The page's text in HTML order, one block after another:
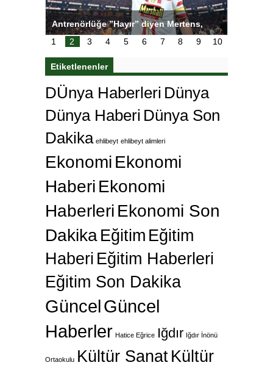
Antrenörlüğe ”Hayır” diyen Mertens,
Galatasaray’dan bakın ne istedi
1
2 3 4 5 6 7 8 9 10
Etiketlenenler
DÜnya Haberleri Dünya
Dünya Haberi Dünya Son
Dakika ehlibeyt ehlibeyt alimleri
Ekonomi Ekonomi
Haberi Ekonomi
Haberleri Ekonomi Son
Dakika Eğitim Eğitim
Haberi Eğitim Haberleri
Eğitim Son Dakika
GüncelGüncel
Haberler Hatice Eğrice Iğdır Iğdır İnönü
Ortaokulu Kültür SanatKültür